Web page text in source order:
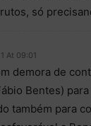
só
At 09:01
demora de
Bentes)
também para